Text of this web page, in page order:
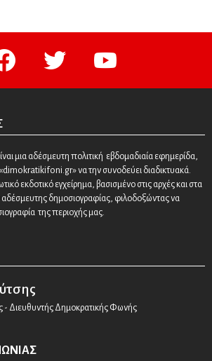
facebook twitter youtube
μια αδέσμευτη πολιτική εβδομαδιαία εφημερίδα,
να την συνοδεύει διαδικτυακά.
εκδοτικό εγχείρημα, βασισμένο στις αρχές και στα
αδέσμευτης δημοσιογραφίας, φιλοδοξώντας να
της περιοχής μας.
- Διευθυντής Δημοκρατικής Φωνής